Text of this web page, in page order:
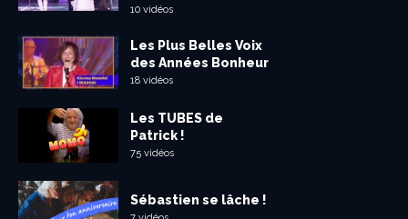
10 vidéos
Les Plus Belles Voix
des Années Bonheur
18 vidéos
Les TUBES de
Patrick !
75 vidéos
Sébastien se lâche !